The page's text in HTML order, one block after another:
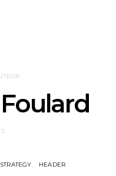
HEADER